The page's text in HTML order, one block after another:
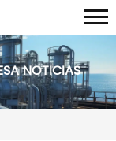
NOTICIAS